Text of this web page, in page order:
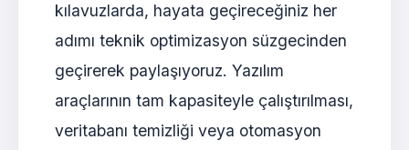
kılavuzlarda, hayata geçireceğiniz her
adımı teknik optimizasyon süzgecinden
geçirerek paylaşıyoruz. Yazılım
araçlarının tam kapasiteyle çalıştırılması,
veritabanı temizliği veya otomasyon